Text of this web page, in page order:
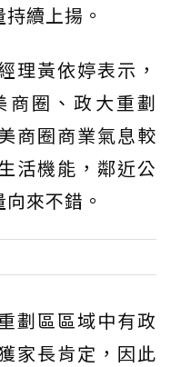
續上揚。
理黃依婷表示，
商圈、政大重劃
商圈商業氣息較
活機能，鄰近公
來不錯。
劃區區域中有政
家長肯定，因此